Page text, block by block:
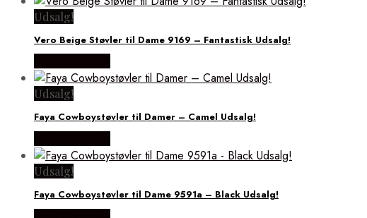
Udsalg!
Vero Beige Støvler til Dame 9169 – Fantastisk Udsalg!
Udsalg!
Faya Cowboystøvler til Damer – Camel Udsalg!
Udsalg!
Faya Cowboystøvler til Dame 9591a – Black Udsalg!